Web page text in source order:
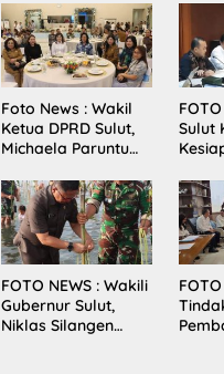
Foto News : Wakil
Ketua DPRD Sulut,
Michaela Paruntu
Makan Malam
Gubernur Sulut
Bersama
Wamenkes RI
Sulut
FOTO NEWS : Wakili
Gubernur Sulut,
Niklas Silangen